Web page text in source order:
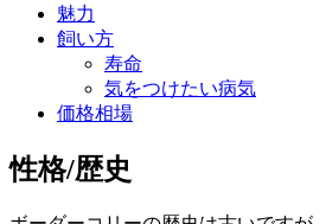
魅力
飼い方
寿命
気をつけたい病気
価格相場
性格/歴史